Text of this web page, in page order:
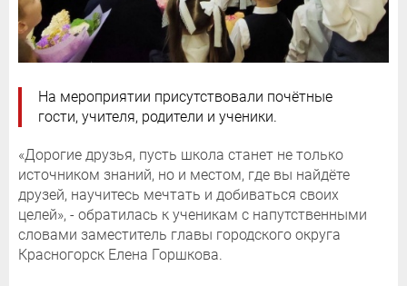
На мероприятии присутствовали почётные
гости, учителя, родители и ученики.
«Дорогие друзья, пусть школа станет не только
источником знаний, но и местом, где вы найдёте
друзей, научитесь мечтать и добиваться своих
целей», - обратилась к ученикам с напутственными
словами заместитель главы городского округа
Красногорск Елена Горшкова.